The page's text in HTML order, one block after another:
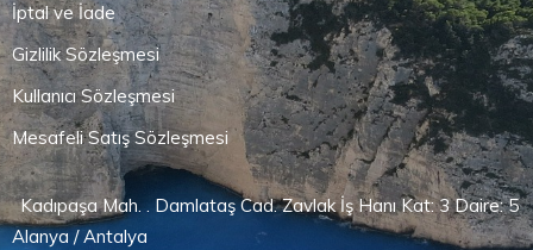
İptal ve İade
Gizlilik Sözleşmesi
Kullanıcı Sözleşmesi
Mesafeli Satış Sözleşmesi
Kadıpaşa Mah. . Damlataş Cad. Zavlak İş Hanı Kat: 3 Daire: 5
Alanya / Antalya